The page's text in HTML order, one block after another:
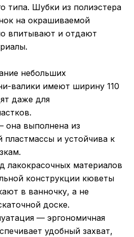
типа. Шубки из полиэстера
на окрашиваемой
впитывают и отдают
небольших
валики имеют ширину 110
даже для
выполнена из
пластмассы и устойчива к
материалов
конструкции кюветы
в ванночку, а не
доске.
— эргономичная
удобный захват,